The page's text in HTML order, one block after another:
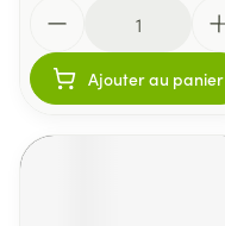
Ajouter au panier